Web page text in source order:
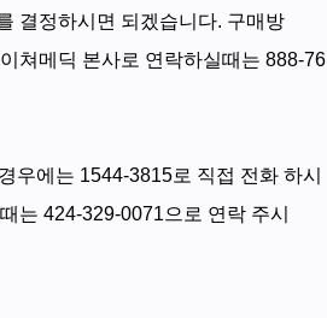
결정하시면 되겠습니다. 구매방
쳐메딕 본사로 연락하실때는 888-76
우에는 1544-3815로 직접 전화 하시
는 424-329-0071으로 연락 주시